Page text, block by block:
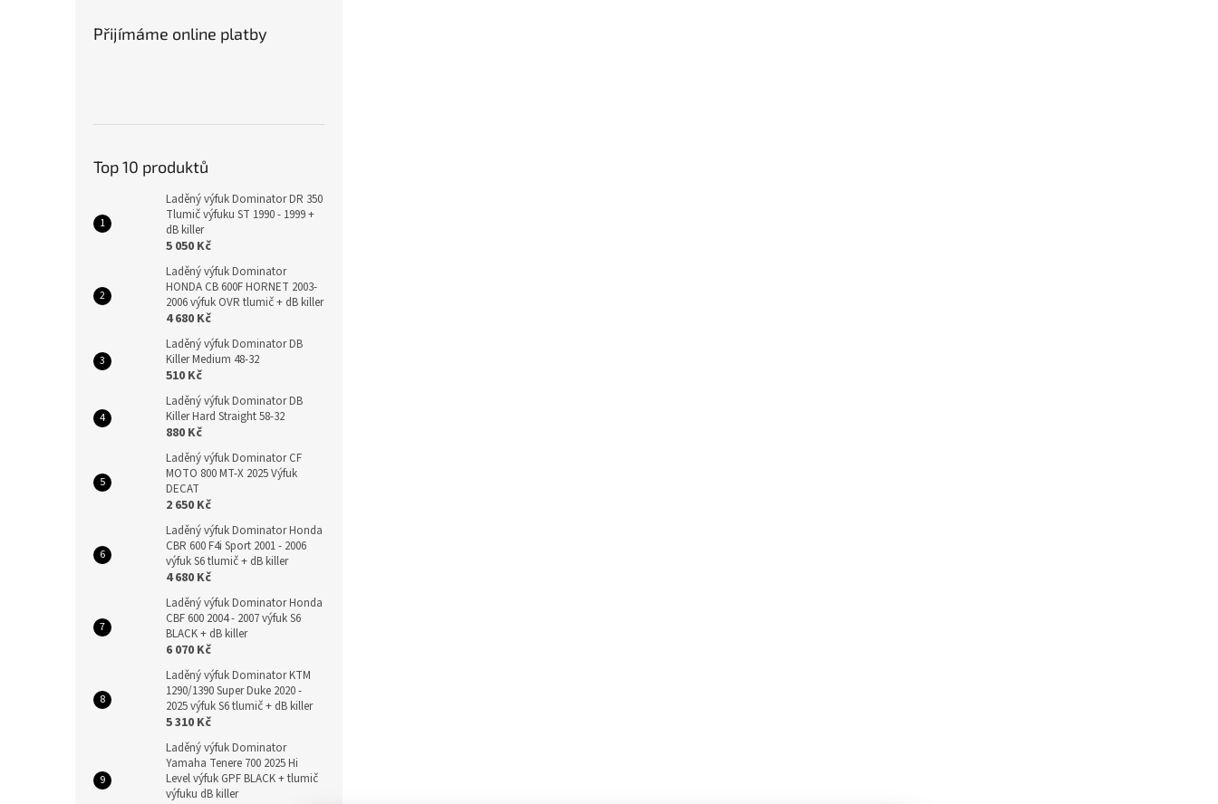
Přijímáme online platby
Top 10 produktů
Laděný výfuk Dominator DR 350
Tlumič výfuku ST 1990 - 1999 +
dB killer
5 050 Kč
Laděný výfuk Dominator
HONDA CB 600F HORNET 2003-
2006 výfuk OVR tlumič + dB killer
4 680 Kč
Laděný výfuk Dominator DB
Killer Medium 48-32
510 Kč
Laděný výfuk Dominator DB
Killer Hard Straight 58-32
880 Kč
Laděný výfuk Dominator CF
MOTO 800 MT-X 2025 Výfuk
DECAT
2 650 Kč
Laděný výfuk Dominator Honda
CBR 600 F4i Sport 2001 - 2006
výfuk S6 tlumič + dB killer
4 680 Kč
Laděný výfuk Dominator Honda
CBF 600 2004 - 2007 výfuk S6
BLACK + dB killer
6 070 Kč
Laděný výfuk Dominator KTM
1290/1390 Super Duke 2020 -
2025 výfuk S6 tlumič + dB killer
5 310 Kč
Laděný výfuk Dominator
Yamaha Tenere 700 2025 Hi
Level výfuk GPF BLACK + tlumič
výfuku dB killer